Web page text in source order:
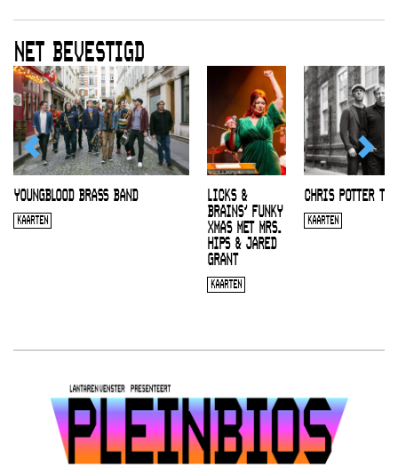
NET BEVESTIGD
YOUNGBLOOD BRASS BAND
KAARTEN
LICKS &
BRAINS’ FUNKY
XMAS MET MRS.
HIPS & JARED
GRANT
KAARTEN
CHRIS POTTER
KAARTEN